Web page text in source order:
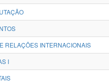
RELAÇÕES INTERNACIONAIS
I